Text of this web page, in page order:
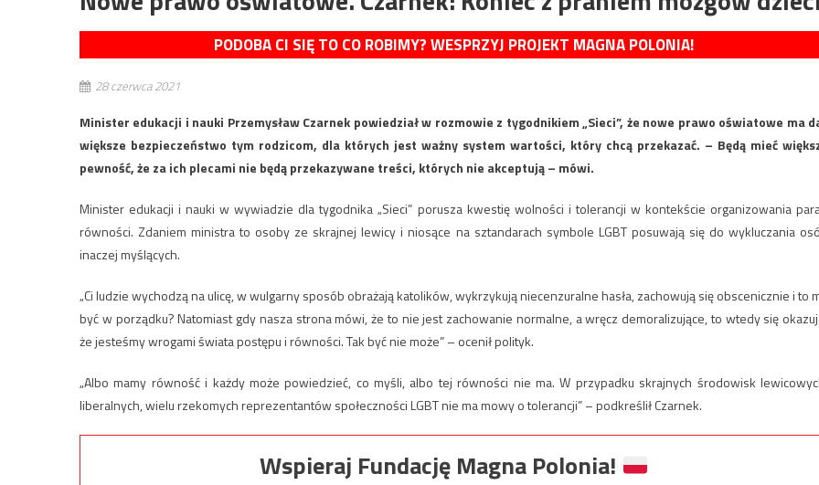
PODOBA CI SIĘ TO CO ROBIMY? WESPRZYJ PROJEKT MAGNA POLONIA!
28 czerwca 2021
Minister edukacji i nauki Przemysław Czarnek powiedział w rozmowie z tygodnikiem „Sieci”, że nowe prawo oświatowe ma
większe bezpieczeństwo tym rodzicom, dla których jest ważny system wartości, który chcą przekazać. – Będą mieć
pewność, że za ich plecami nie będą przekazywane treści, których nie akceptują – mówi.
Minister edukacji i nauki w wywiadzie dla tygodnika „Sieci” porusza kwestię wolności i tolerancji w kontekście organizowania
równości. Zdaniem ministra to osoby ze skrajnej lewicy i niosące na sztandarach symbole LGBT posuwają się do wykluczania
inaczej myślących.
„Ci ludzie wychodzą na ulicę, w wulgarny sposób obrażają katolików, wykrzykują niecenzuralne hasła, zachowują się obscenicznie i to
być w porządku? Natomiast gdy nasza strona mówi, że to nie jest zachowanie normalne, a wręcz demoralizujące, to wtedy się
że jesteśmy wrogami świata postępu i równości. Tak być nie może” – ocenił polityk.
„Albo mamy równość i każdy może powiedzieć, co myśli, albo tej równości nie ma. W przypadku skrajnych środowisk
liberalnych, wielu rzekomych reprezentantów społeczności LGBT nie ma mowy o tolerancji” – podkreślił Czarnek.
Wspieraj Fundację Magna Polonia!